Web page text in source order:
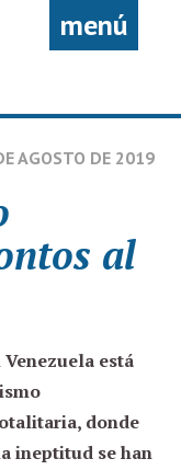
menú
AGOSTO DE 2019
al
Venezuela está
donde
ineptitud se han